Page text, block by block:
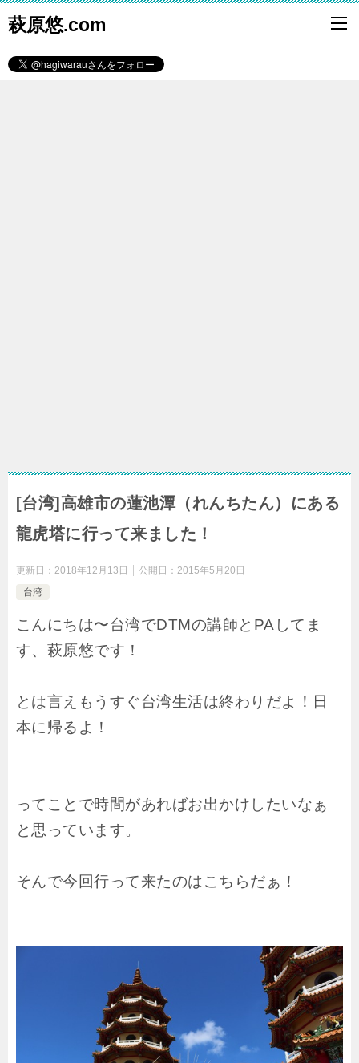
萩原悠.com
[台湾]高雄市の蓮池潭（れんちたん）にある
龍虎塔に行って来ました！
更新日： 2018年12月13日 公開日： 2015年5月20日
台湾
こんにちは〜台湾でDTMの講師とPAしてま
す、萩原悠です！
とは言えもうすぐ台湾生活は終わりだよ！日
本に帰るよ！
ってことで時間があればお出かけしたいなぁ
と思っています。
そんで今回行って来たのはこちらだぁ！